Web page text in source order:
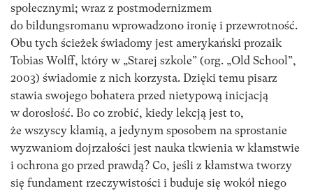
społecznymi; wraz z postmodernizmem
do bildungsromanu wprowadzono ironię i przewrotność.
Obu tych ścieżek świadomy jest amerykański prozaik
Tobias Wolff, który w „Starej szkole” (org. „Old School”,
2003) świadomie z nich korzysta. Dzięki temu pisarz
stawia swojego bohatera przed nietypową inicjacją
w dorosłość. Bo co zrobić, kiedy lekcją jest to,
że wszyscy kłamią, a jedynym sposobem na sprostanie
wyzwaniom dojrzałości jest nauka tkwienia w kłamstwie
i ochrona go przed prawdą? Co, jeśli z kłamstwa tworzy
się fundament rzeczywistości i buduje się wokół niego